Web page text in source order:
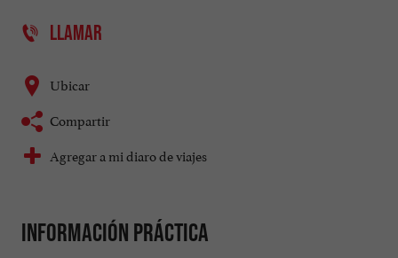
LLAMAR
Ubicar
Compartir
Agregar a mi diaro de viajes
Información práctica